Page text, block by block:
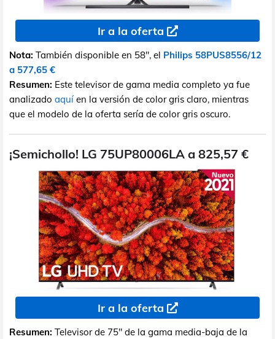
Ir a la oferta
Nota: También disponible en 58", el Philips 58PUS8556/12
a 577,65 €
Resumen: Este televisor de gama media completo ya fue
analizado aquí en la versión de color gris claro, mientras
que el modelo de la oferta sería de color gris oscuro.
¡Semichollo! LG 75UP80006LA a 825,57 €
Ir a la oferta
Resumen: Televisor de 75" de la gama media-baja de la